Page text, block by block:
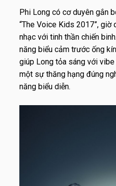
Phi Long có cơ duyên gắn
“The Voice Kids 2017”, giờ
nhạc với tinh thần chiến
năng biểu cảm trước ống
giúp Long tỏa sáng với
một sự thăng hạng đúng
năng biểu diễn.